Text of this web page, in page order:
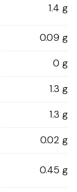
1.4 g
0.09 g
0 g
1.3 g
1.3 g
0.02 g
0.45 g